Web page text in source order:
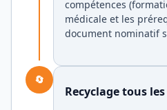
compétences
médicale et les
document nominatif
🔄
Recyclage tous